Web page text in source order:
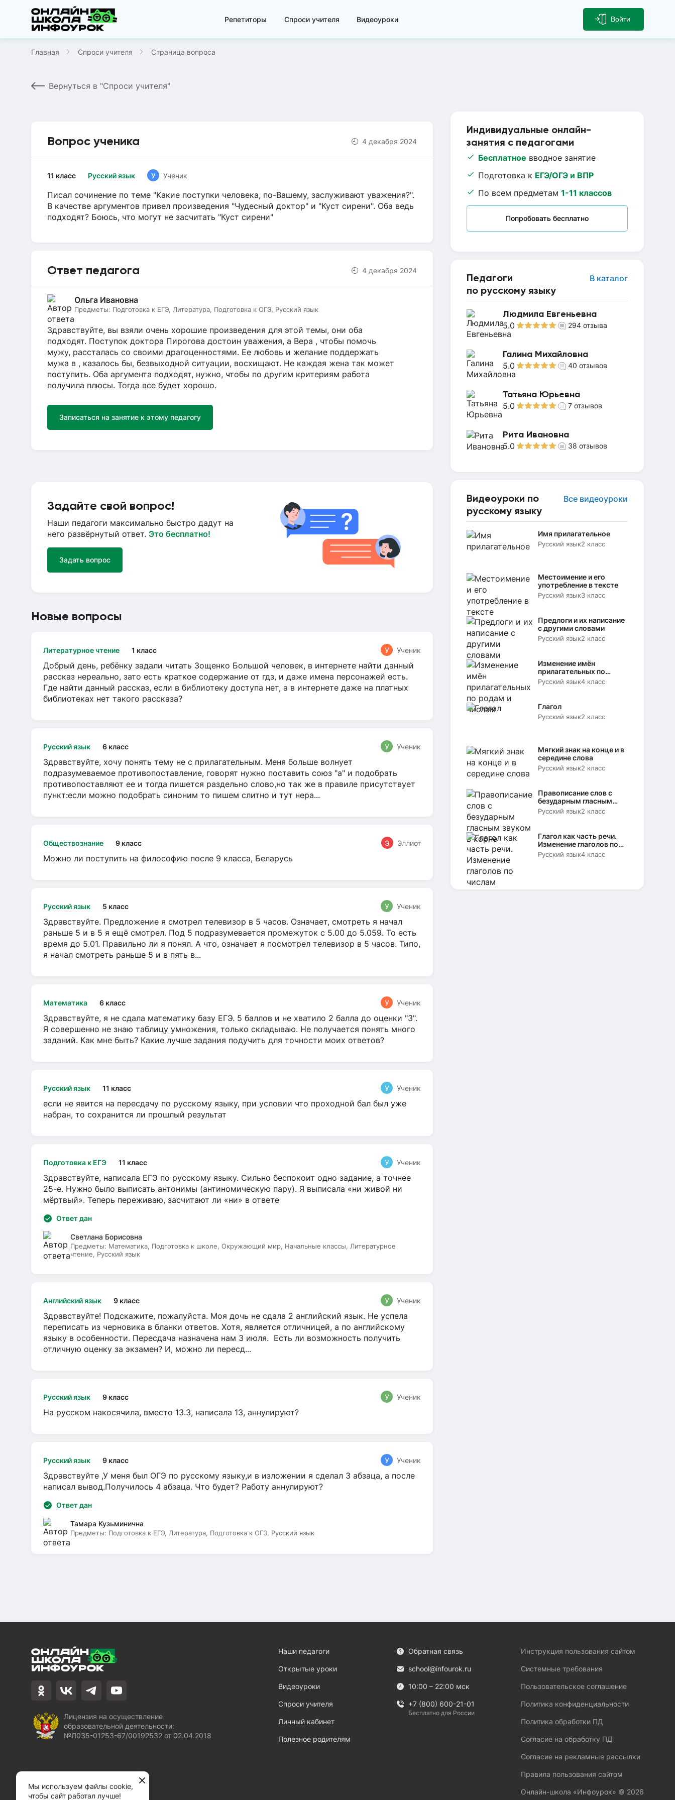
Репетиторы Спроси учителя Видеоуроки Войти
Главная Спроси учителя Страница вопроса
Вернуться в "Спроси учителя"
Индивидуальные онлайн-
занятия с педагогами
Бесплатное вводное занятие
Подготовка к ЕГЭ/ОГЭ и ВПР
По всем предметам 1-11 классов
Попробовать бесплатно
Педагоги
по русскому языку
В каталог
Людмила Евгеньевна
5.0 294 отзыва
Галина Михайловна
5.0 40 отзывов
Татьяна Юрьевна
5.0 7 отзывов
Рита Ивановна
5.0 38 отзывов
Видеоуроки по
русскому языку
Все видеоуроки
Имя прилагательное
Русский язык2 класс
Местоимение и его
употребление в тексте
Русский язык3 класс
Предлоги и их написание
с другими словами
Русский язык2 класс
Изменение имён
прилагательных по
родам и числам
Русский язык4 класс
Глагол
Русский язык2 класс
Мягкий знак на конце и в
середине слова
Русский язык2 класс
Правописание слов с
безударным гласным
звуком в корне
Русский язык2 класс
Глагол как часть речи.
Изменение глаголов по
числам
Русский язык4 класс
Вопрос ученика 4 декабря 2024
Русский язык
11 класс У Ученик
Писал сочинение по теме "Какие поступки человека, по-Вашему, заслуживают уважения?".
В качестве аргументов привел произведения "Чудесный доктор" и "Куст сирени". Оба ведь
подходят? Боюсь, что могут не засчитать "Куст сирени"
Ответ педагога 4 декабря 2024
Ольга Ивановна
Предметы: Подготовка к ЕГЭ, Литература, Подготовка к ОГЭ, Русский язык
Здравствуйте, вы взяли очень хорошие произведения для этой темы, они оба
подходят. Поступок доктора Пирогова достоин уважения, а Вера , чтобы помочь
мужу, рассталась со своими драгоценностями. Ее любовь и желание поддержать
мужа в , казалось бы, безвыходной ситуации, восхищают. Не каждая жена так может
поступить. Оба аргумента подходят, нужно, чтобы по другим критериям работа
получила плюсы. Тогда все будет хорошо.
Записаться на занятие к этому педагогу
Задайте свой вопрос!
Наши педагоги максимально быстро дадут на
него развёрнутый ответ. Это бесплатно!
Задать вопрос
Новые вопросы
Литературное чтение 1 класс У Ученик
Добрый день, ребёнку задали читать Зощенко Большой человек, в интернете найти данный
рассказ нереально, зато есть краткое содержание от гдз, и даже имена персонажей есть.
Где найти данный рассказ, если в библиотеку доступа нет, а в интернете даже на платных
библиотеках нет такого рассказа?
Русский язык 6 класс У Ученик
Здравствуйте, хочу понять тему не с прилагательным. Меня больше волнует
подразумеваемое противопоставление, говорят нужно поставить союз "а" и подобрать
противопоставляют ее и тогда пишется раздельно слово,но так же в правиле присутствует
пункт:если можно подобрать синоним то пишем слитно и тут нера...
Обществознание 9 класс Э Эллиот
Можно ли поступить на философию после 9 класса, Беларусь
Русский язык 5 класс У Ученик
Здравствуйте. Предложение я смотрел телевизор в 5 часов. Означает, смотреть я начал
раньше 5 и в 5 я ещё смотрел. Под 5 подразумевается промежуток с 5.00 до 5.059. То есть
время до 5.01. Правильно ли я понял. А что, означает я посмотрел телевизор в 5 часов. Типо,
я начал смотреть раньше 5 и в пять в...
Математика 6 класс У Ученик
Здравствуйте, я не сдала математику базу ЕГЭ. 5 баллов и не хватило 2 балла до оценки "3".
Я совершенно не знаю таблицу умножения, только складываю. Не получается понять много
заданий. Как мне быть? Какие лучше задания подучить для точности моих ответов?
Русский язык 11 класс У Ученик
если не явится на пересдачу по русскому языку, при условии что проходной бал был уже
набран, то сохранится ли прошлый результат
Подготовка к ЕГЭ 11 класс У Ученик
Здравствуйте, написала ЕГЭ по русскому языку. Сильно беспокоит одно задание, а точнее
25-е. Нужно было выписать антонимы (антиномическую пару). Я выписала «ни живой ни
мёртвый». Теперь переживаю, засчитают ли «ни» в ответе
Ответ дан
Светлана Борисовна
Предметы: Математика, Подготовка к школе, Окружающий мир, Начальные классы, Литературное
чтение, Русский язык
Английский язык 9 класс У Ученик
Здравствуйте! Подскажите, пожалуйста. Моя дочь не сдала 2 английский язык. Не успела
переписать из черновика в бланки ответов. Хотя, является отличницей, а по английскому
языку в особенности. Пересдача назначена нам 3 июля. Есть ли возможность получить
отличную оценку за экзамен? И, можно ли пересд...
Русский язык 9 класс У Ученик
На русском накосячила, вместо 13.3, написала 13, аннулируют?
Русский язык 9 класс У Ученик
Здравствуйте ,У меня был ОГЭ по русскому языку,и в изложении я сделал 3 абзаца, а после
написал вывод.Получилось 4 абзаца. Что будет? Работу аннулируют?
Ответ дан
Тамара Кузьминична
Предметы: Подготовка к ЕГЭ, Литература, Подготовка к ОГЭ, Русский язык
Лицензия на осуществление
образовательной деятельности:
№Л035-01253-67/00192532 от 02.04.2018
Наши педагоги
Открытые уроки
Видеоуроки
Спроси учителя
Личный кабинет
Полезное родителям
Обратная связь
school@infourok.ru
10:00 – 22:00 мск
+7 (800) 600-21-01
Бесплатно для России
Инструкция пользования сайтом
Системные требования
Пользовательское соглашение
Политика конфиденциальности
Политика обработки ПД
Согласие на обработку ПД
Согласие на рекламные рассылки
Правила пользования сайтом
Онлайн-школа «Инфоурок» © 2026
Мы используем файлы cookie,
чтобы сайт работал лучше!